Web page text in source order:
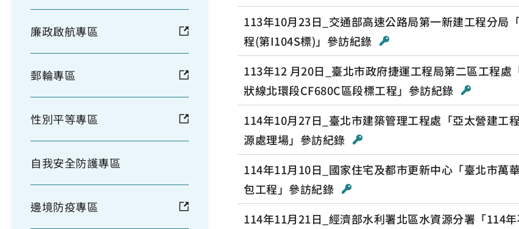
廉政啟航專區
郵輪專區
性別平等專區
自我安全防護專區
邊境防疫專區
113年10月23日_交通部高速公路局第一新建工程分局
程(第I104S標)」參訪紀錄
113年12 月20日_臺北市政府捷運工程局第二區工程處
狀線北環段CF680C區段標工程」參訪紀錄
114年10月27日_臺北市建築管理工程處「亞太營建工
源處理場」參訪紀錄
114年11月10日_國家住宅及都市更新中心「臺北市萬
包工程」參訪紀錄
114年11月21日_經濟部水利署北區水資源分署「114年